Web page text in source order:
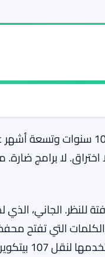
اختراق. لا
للنظر. الجاني،
التي تفتح
الكامل في